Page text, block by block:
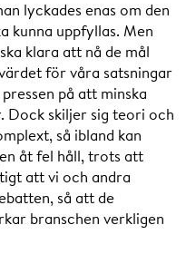
lyckades enas om den
kunna uppfyllas. Men
klara att nå de mål
för våra satsningar
på att minska
Dock skiljer sig teori och
så ibland kan
åt fel håll, trots att
att vi och andra
så att de
branschen verkligen